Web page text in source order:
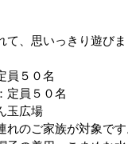
て、思いっきり遊びま
員５０名
定員５０名
玉広場
のご家族が対象です